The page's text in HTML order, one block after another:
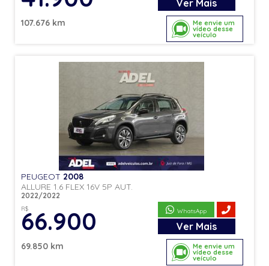
Me envie um
vídeo desse
veículo
Ver Mais
107.676 km
Me envie um
vídeo desse
veículo
PEUGEOT 2008
ALLURE 1.6 FLEX 16V 5P AUT.
2022/2022
R$
66.900 WhatsApp
Ver Mais
69.850 km